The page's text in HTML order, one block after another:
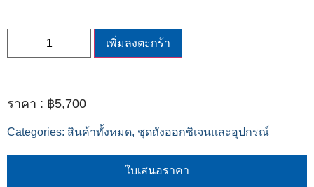
เพิ่มลงตะกร้า
฿5,700
Categories: สินค้าทั้งหมด, ชุดถังออกซิเจนและอุปกรณ์
ใบเสนอราคา